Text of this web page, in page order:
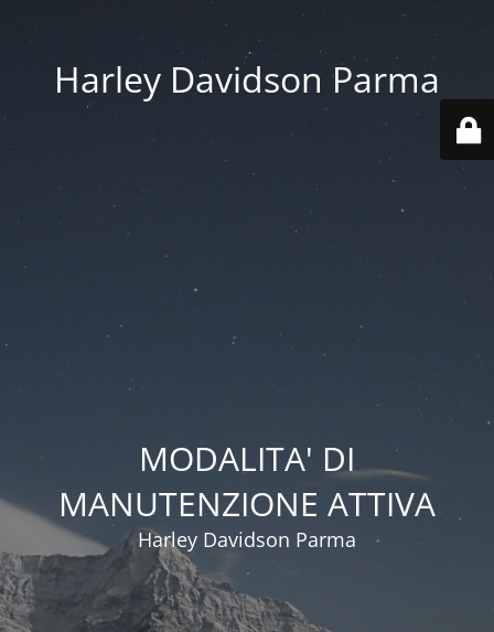
Harley Davidson Parma
MODALITA' DI
MANUTENZIONE ATTIVA
Harley Davidson Parma